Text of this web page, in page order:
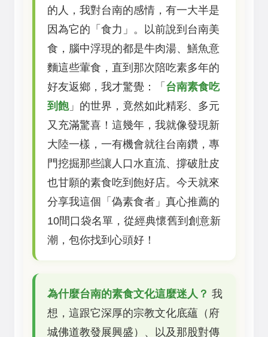
的人，我對台南的感情，有一大半是
因為它的「食力」。以前說到台南美
食，腦中浮現的都是牛肉湯、鱔魚意
麵這些葷食，直到那次陪吃素多年的
好友返鄉，我才驚覺：「 台南素食吃
到飽」的世界，竟然如此精彩、多元
又充滿驚喜！這幾年，我就像發現新
大陸一樣，一有機會就往台南鑽，專
門挖掘那些讓人口水直流、撐破肚皮
也甘願的素食吃到飽好店。今天就來
分享我這個「偽素食者」真心推薦的
10間口袋名單，從經典懷舊到創意新
潮，包你找到心頭好！
為什麼台南的素食文化這麼迷人？ 我
想，這跟它深厚的宗教文化底蘊（府
城佛道教發展興盛）、以及那股對傳